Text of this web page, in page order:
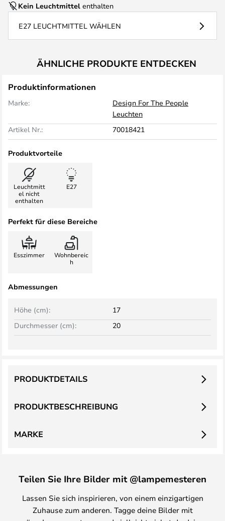
Kein Leuchtmittel enthalten
E27 LEUCHTMITTEL WÄHLEN
ÄHNLICHE PRODUKTE ENTDECKEN
Produktinformationen
Marke:
Design For The People
Leuchten
Artikel Nr.:
70018421
Produktvorteile
Leuchtmitt
el nicht
enthalten
E27
Perfekt für diese Bereiche
Esszimmer
Wohnbereic
h
Abmessungen
Höhe (cm):
17
Durchmesser (cm):
20
PRODUKTBESCHREIBUNG
PRODUKTDETAILS
MARKE
Teilen Sie Ihre Bilder mit @lampemesteren
Lassen Sie sich inspirieren, von einem einzigartigen
Zuhause zum anderen. Tagge deine Bilder mit